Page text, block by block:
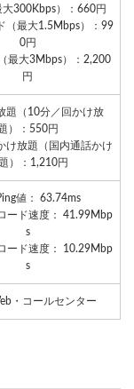
大300Kbps）：660円
（最大1.5Mbps）：99
0円
最大3Mbps）：2,200
円
題（10分／回かけ放
）：550円
け放題（国内通話かけ
）：1,210円
値： 63.74ms
ード速度： 41.99Mbp
s
ード速度： 10.29Mbp
s
・コールセンター